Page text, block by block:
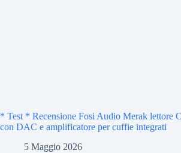
* Test * Recensione Fosi Audio Merak lettore
con DAC e amplificatore per cuffie integrati
5 Maggio 2026